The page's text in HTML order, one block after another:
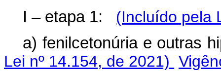
I – etapa 1: (Incluído pela
a) fenilcetonúria e outras
Lei nº 14.154, de 2021)